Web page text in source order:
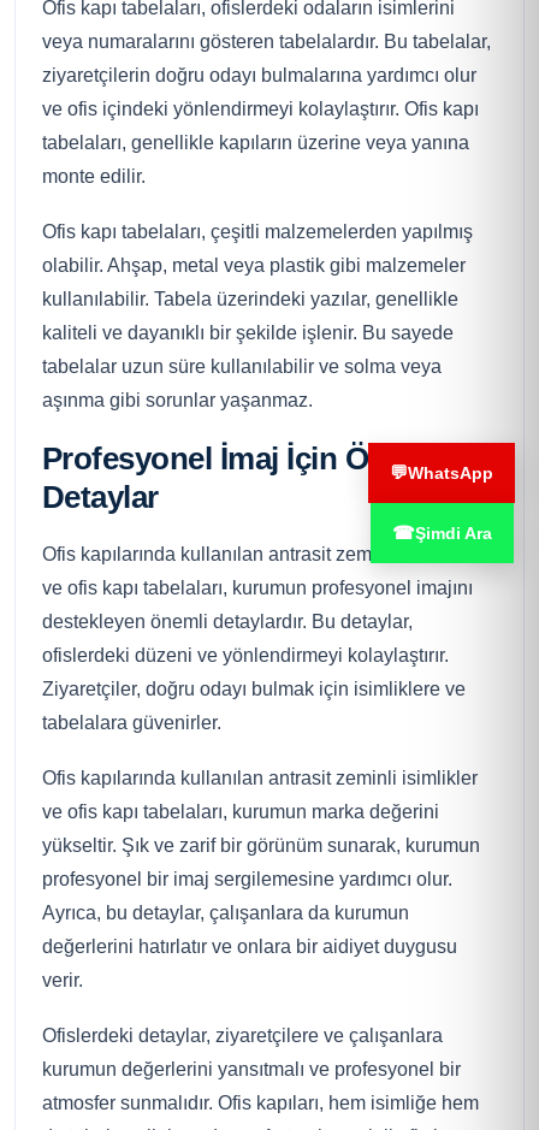
Ofis kapı tabelaları, ofislerdeki odaların isimlerini
veya numaralarını gösteren tabelalardır. Bu tabelalar,
ziyaretçilerin doğru odayı bulmalarına yardımcı olur
ve ofis içindeki yönlendirmeyi kolaylaştırır. Ofis kapı
tabelaları, genellikle kapıların üzerine veya yanına
monte edilir.
Ofis kapı tabelaları, çeşitli malzemelerden yapılmış
olabilir. Ahşap, metal veya plastik gibi malzemeler
kullanılabilir. Tabela üzerindeki yazılar, genellikle
kaliteli ve dayanıklı bir şekilde işlenir. Bu sayede
tabelalar uzun süre kullanılabilir ve solma veya
aşınma gibi sorunlar yaşanmaz.
Profesyonel İmaj İçin Önemli
Detaylar
Ofis kapılarında kullanılan antrasit zeminli isimlikler
ve ofis kapı tabelaları, kurumun profesyonel imajını
destekleyen önemli detaylardır. Bu detaylar,
ofislerdeki düzeni ve yönlendirmeyi kolaylaştırır.
Ziyaretçiler, doğru odayı bulmak için isimliklere ve
tabelalara güvenirler.
Ofis kapılarında kullanılan antrasit zeminli isimlikler
ve ofis kapı tabelaları, kurumun marka değerini
yükseltir. Şık ve zarif bir görünüm sunarak, kurumun
profesyonel bir imaj sergilemesine yardımcı olur.
Ayrıca, bu detaylar, çalışanlara da kurumun
değerlerini hatırlatır ve onlara bir aidiyet duygusu
verir.
Ofislerdeki detaylar, ziyaretçilere ve çalışanlara
kurumun değerlerini yansıtmalı ve profesyonel bir
atmosfer sunmalıdır. Ofis kapıları, hem isimliğe hem
💬WhatsApp
☎Şimdi Ara